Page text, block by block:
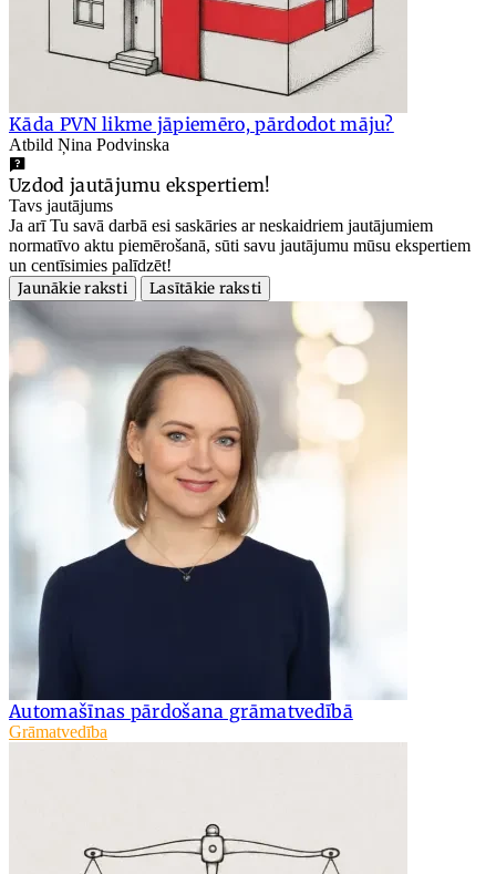
Kāda PVN likme jāpiemēro, pārdodot māju?
Atbild Ņina Podvinska
Uzdod jautājumu ekspertiem!
Tavs jautājums
Ja arī Tu savā darbā esi saskāries ar neskaidriem jautājumiem
normatīvo aktu piemērošanā, sūti savu jautājumu mūsu ekspertiem
un centīsimies palīdzēt!
Jaunākie raksti
Lasītākie raksti
Automašīnas pārdošana grāmatvedībā
Grāmatvedība